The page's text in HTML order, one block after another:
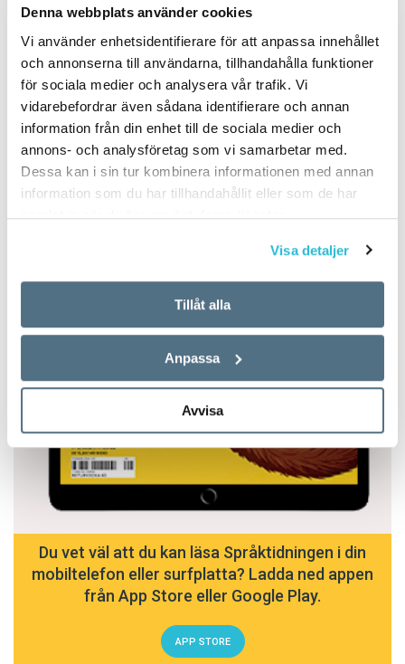
Denna webbplats använder cookies
Vi använder enhetsidentifierare för att anpassa innehållet
och annonserna till användarna, tillhandahålla funktioner
för sociala medier och analysera vår trafik. Vi
vidarebefordrar även sådana identifierare och annan
information från din enhet till de sociala medier och
annons- och analysföretag som vi samarbetar med.
Dessa kan i sin tur kombinera informationen med annan
information som du har tillhandahållit eller som de har
samlat in när du har använt deras tjänster.
Visa detaljer
Tillåt alla
Anpassa
Avvisa
Du vet väl att du kan läsa Språktidningen i din
mobiltelefon eller surfplatta? Ladda ned appen
från App Store eller Google Play.
APP STORE